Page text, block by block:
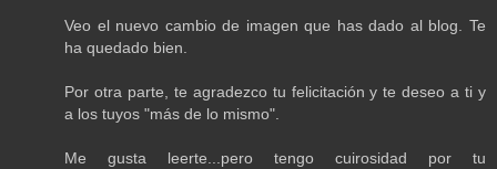
Veo el nuevo cambio de imagen que has dado al blog. Te
ha quedado bien.
Por otra parte, te agradezco tu felicitación y te deseo a ti y
a los tuyos "más de lo mismo".
Me gusta leerte...pero tengo cuirosidad por tu